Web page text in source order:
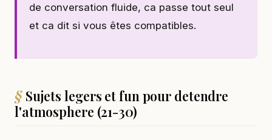
de conversation fluide, ca passe tout seul
et ca dit si vous êtes compatibles.
Sujets legers et fun pour detendre
l'atmosphere (21-30)